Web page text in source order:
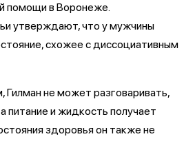
помощи в Воронеже.
утверждают, что у мужчины
схожее с диссоциативным
Гилман не может разговаривать,
питание и жидкость получает
здоровья он также не